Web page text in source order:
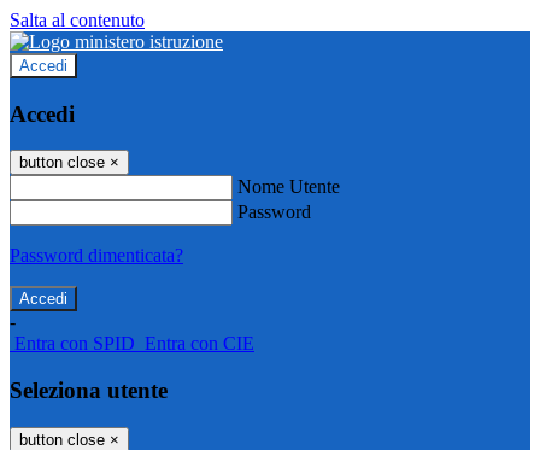
Salta al contenuto
Accedi
Accedi
button close ×
Nome Utente
Password
Password dimenticata?
-
Entra con SPID Entra con CIE
Seleziona utente
button close ×